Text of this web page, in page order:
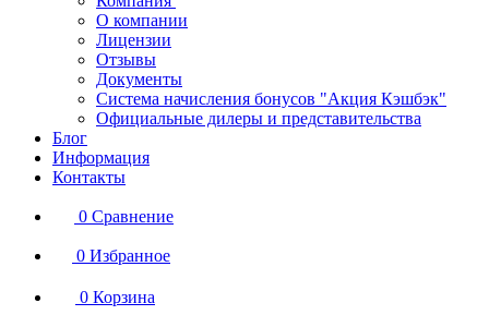
О компании
Лицензии
Отзывы
Документы
Система начисления бонусов "Акция Кэшбэк"
Официальные дилеры и представительства
Блог
Информация
Контакты
0 Сравнение
0 Избранное
0 Корзина